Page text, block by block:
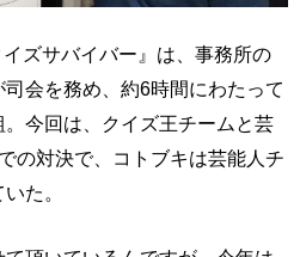
イズサバイバー』は、事務所の
会を務め、約6時間にわたって
今回は、クイズ王チームと芸
の対決で、コトブキは芸能人チ
た。